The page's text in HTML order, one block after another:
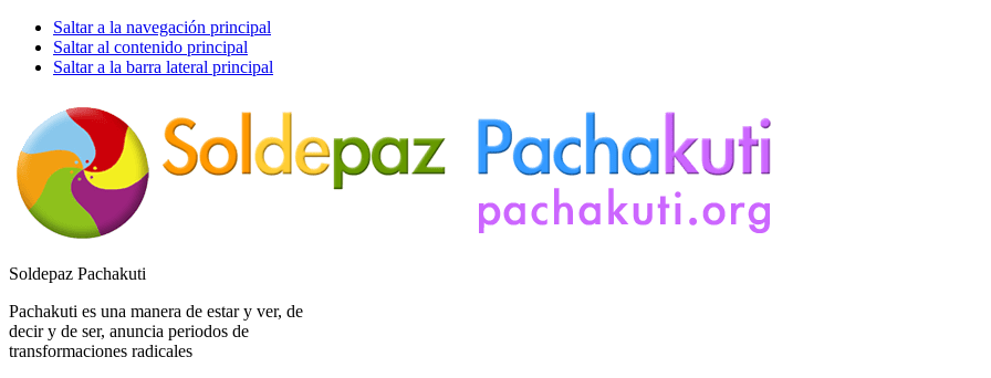
Saltar a la navegación principal
Saltar al contenido principal
Saltar a la barra lateral principal
Soldepaz Pachakuti
Pachakuti es una manera de estar y ver, de
decir y de ser, anuncia periodos de
transformaciones radicales